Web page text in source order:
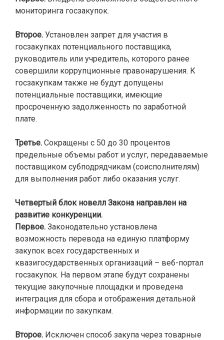
мониторинга госзакупок.
Второе. Установлен запрет для участия в
госзакупках потенциального поставщика,
руководитель или учредитель, которого ранее
совершили коррупционные правонарушения. К
госзакупкам также не будут допущены
потенциальные поставщики, имеющие
просроченную задолженность по заработной
плате.
Третье. Сокращены с 50 до 30 процентов
предельные объемы работ и услуг, передаваемые
поставщиком субподрядчикам (соисполнителям)
для выполнения работ либо оказания услуг.
Четвертый блок новелл Закона направлен на
развитие конкуренции.
Первое. Законодательно установлена
возможность перевода на единую платформу
закупок всех государственных и
квазигосударственных организаций – веб-портал
госзакупок. На первом этапе будут сохранены
текущие закупочные площадки и проведена
интеграция для сбора и отображения детальной
информации по закупкам.
Второе. Исключен способ закупа через товарные